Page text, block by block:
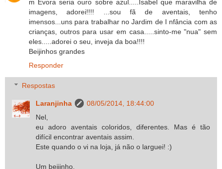
m Évora seria ouro sobre azul.....Isabel que maravilha de
imagens, adorei!!!! ...sou fã de aventais, tenho
imensos...uns para trabalhar no Jardim de I nfância com as
crianças, outros para usar em casa.....sinto-me "nua" sem
eles.....adorei o seu, inveja da boa!!!!
Beijinhos grandes
Responder
Respostas
Laranjinha
08/05/2014, 18:44:00
Nel,
eu adoro aventais coloridos, diferentes. Mas é tão
difícil encontrar aventais assim.
Este quando o vi na loja, já não o larguei! :)
Um beijinho.